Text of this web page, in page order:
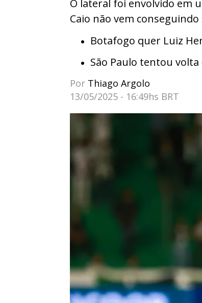
O lateral foi envolvido em
Caio não vem
Botafogo quer Luiz
São Paulo tentou
Por Thiago Argolo
13/05/2025 - 16:49hs BRT